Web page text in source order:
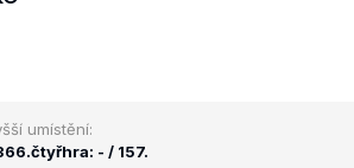
umístění:
čtyřhra: - / 157.